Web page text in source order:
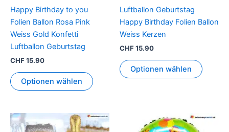
Happy Birthday to you
Folien Ballon Rosa Pink
Weiss Gold Konfetti
Luftballon Geburtstag
CHF15.90
Optionen wählen
Luftballon Geburtstag
Happy Birthday Folien Ballon
Weiss Kerzen
CHF15.90
Optionen wählen